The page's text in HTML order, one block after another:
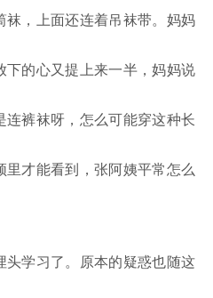
，上面还连着吊袜带。妈妈
的心又提上来一半，妈妈说
裤袜呀，怎么可能穿这种长
才能看到，张阿姨平常怎么
学习了。原本的疑惑也随这